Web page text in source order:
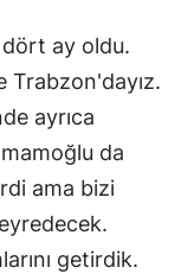
ay oldu.
Trabzon'dayız.
ayrıca
da
ama bizi
getirdik.